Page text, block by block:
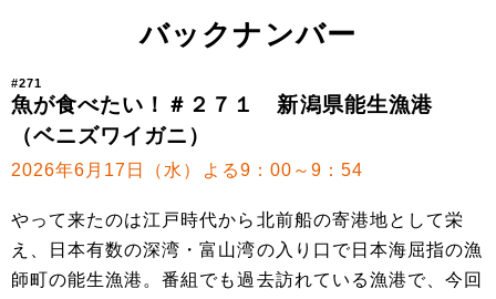
バックナンバー
#271
魚が食べたい！＃２７１ 新潟県能生漁港
（ベニズワイガニ）
2026年6月17日（水）よる9：00～9：54
やって来たのは江戸時代から北前船の寄港地として栄
え、日本有数の深湾・富山湾の入り口で日本海屈指の漁
師町の能生漁港。番組でも過去訪れている漁港で、今回